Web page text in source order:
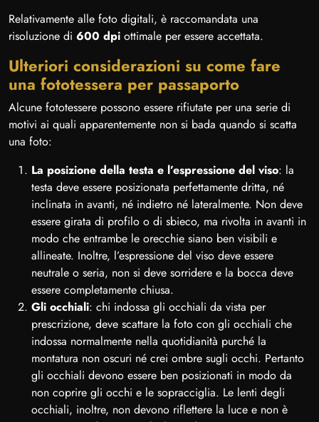
Relativamente alle foto digitali, è raccomandata una
risoluzione di 600 dpi ottimale per essere accettata.
Ulteriori considerazioni su come fare
una fototessera per passaporto
Alcune fototessere possono essere rifiutate per una serie di
motivi ai quali apparentemente non si bada quando si scatta
una foto:
La posizione della testa e l’espressione del viso: la
testa deve essere posizionata perfettamente dritta, né
inclinata in avanti, né indietro né lateralmente. Non deve
essere girata di profilo o di sbieco, ma rivolta in avanti in
modo che entrambe le orecchie siano ben visibili e
allineate. Inoltre, l’espressione del viso deve essere
neutrale o seria, non si deve sorridere e la bocca deve
essere completamente chiusa.
Gli occhiali: chi indossa gli occhiali da vista per
prescrizione, deve scattare la foto con gli occhiali che
indossa normalmente nella quotidianità purché la
montatura non oscuri né crei ombre sugli occhi. Pertanto
gli occhiali devono essere ben posizionati in modo da
non coprire gli occhi e le sopracciglia. Le lenti degli
occhiali, inoltre, non devono riflettere la luce e non è